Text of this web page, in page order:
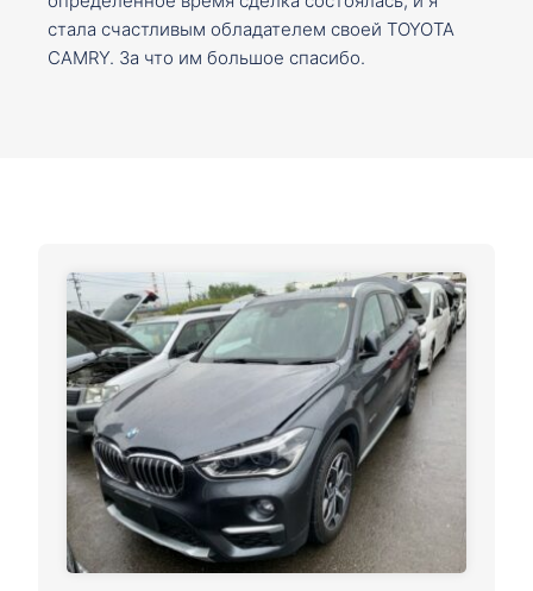
стала счастливым обладателем своей TOYOTA
CAMRY. За что им большое спасибо.